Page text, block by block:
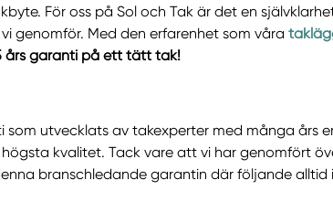
För oss på Sol och Tak är det en
genomför. Med den erfarenhet som våra
års garanti på ett tätt tak!
utvecklats av takexperter med många års
kvalitet. Tack vare att vi har genomfört
branschledande garantin där följande alltid